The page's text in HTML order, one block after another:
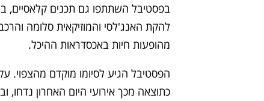
בפסטיבל השתתפו גם תכנים קלאסיים,
להקת האנג'לסי והמוזיקאית סלומה
מהופעות חיות באכסדראות ההיכל.
הפסטיבל הגיע לסיומו מוקדם מהצפוי.
כתוצאה מכך אירועי היום האחרון